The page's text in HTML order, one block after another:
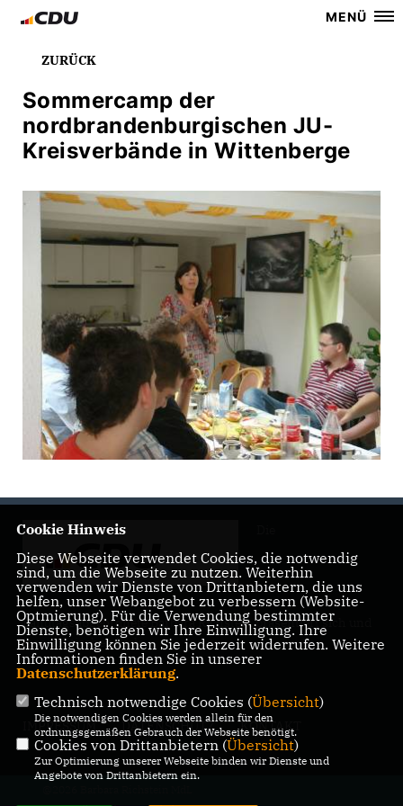
MENÜ
ZURÜCK
Sommercamp der
nordbrandenburgischen JU-
Kreisverbände in Wittenberge
Landtagsabgeordnete Barbara Richstein präsentiert sich und
ihre politischen Ziele.
IMPRESSUM DATENSCHUTZ KONTAKT
Cookie Hinweis
Diese Webseite verwendet Cookies, die notwendig
sind, um die Webseite zu nutzen. Weiterhin
verwenden wir Dienste von Drittanbietern, die uns
helfen, unser Webangebot zu verbessern (Website-
Optmierung). Für die Verwendung bestimmter
Dienste, benötigen wir Ihre Einwilligung. Ihre
Einwilligung können Sie jederzeit widerrufen. Weitere
Informationen finden Sie in unserer
Datenschutzerklärung.
Technisch notwendige Cookies (Übersicht)
Die notwendigen Cookies werden allein für den
ordnungsgemäßen Gebrauch der Webseite benötigt.
Cookies von Drittanbietern (Übersicht)
Zur Optimierung unserer Webseite binden wir Dienste und
Angebote von Drittanbietern ein.